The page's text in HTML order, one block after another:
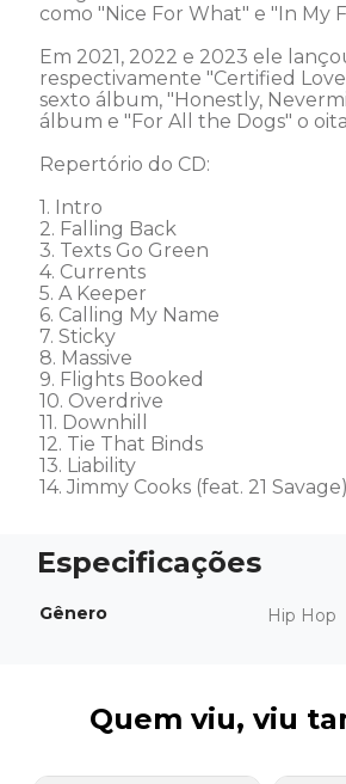
como "Nice For What" e "In My
Em 2021, 2022 e 2023 ele
respectivamente "Certified
sexto álbum, "Honestly,
álbum e "For All the Dogs" o
Repertório do CD:
1. Intro
2. Falling Back
3. Texts Go Green
4. Currents
5. A Keeper
6. Calling My Name
7. Sticky
8. Massive
9. Flights Booked
10. Overdrive
11. Downhill
12. Tie That Binds
13. Liability
14. Jimmy Cooks (feat. 21 Savage)
Gênero Hip Hop
Quem viu, viu